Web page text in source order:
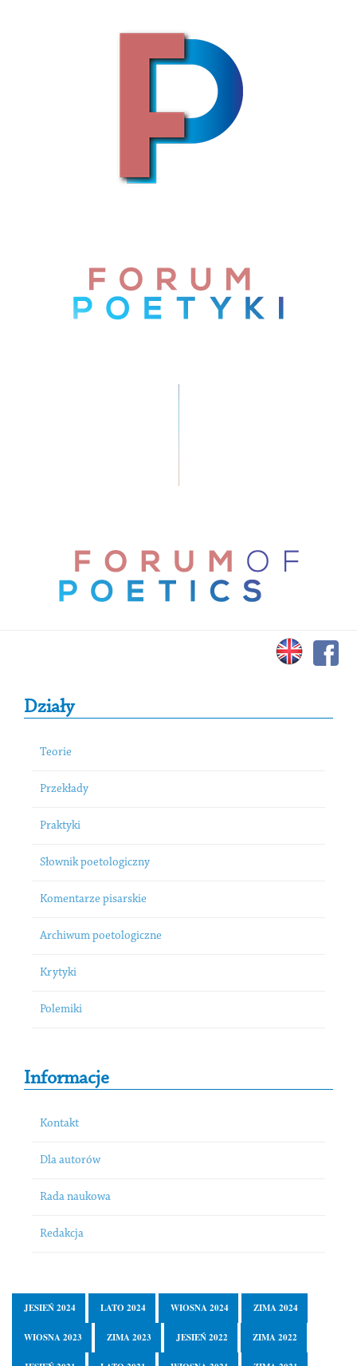
Primary Sidebar
Działy
Teorie
Przekłady
Praktyki
Słownik poetologiczny
Komentarze pisarskie
Archiwum poetologiczne
Krytyki
Polemiki
Informacje
Kontakt
Dla autorów
Rada naukowa
Redakcja
JESIEŃ 2024 LATO 2024 WIOSNA 2024 ZIMA 2024
WIOSNA 2023 ZIMA 2023 JESIEŃ 2022 ZIMA 2022